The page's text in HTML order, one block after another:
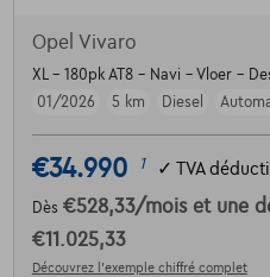
Opel Vivaro
XL - 180pk AT8 - Navi - Vloer -
01/2026
5 km Diesel
€34.990 1 ✓ TVA
Dès €528,33/mois et une
€11.025,33
Découvrez l’exemple chiffré complet